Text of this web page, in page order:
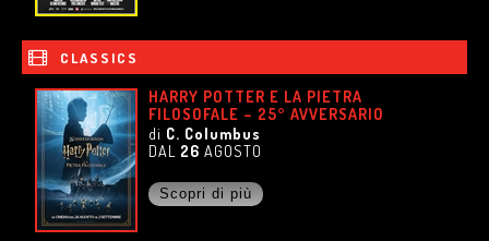
CLASSICS
HARRY POTTER E LA PIETRA
FILOSOFALE – 25° AVVERSARIO
di C. Columbus
DAL 26 AGOSTO
Scopri di più